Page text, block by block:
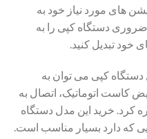
های مورد نیاز خود به
دستگاه کپی را به
خود تبدیل کنید.
دستگاه کپی می توان به
کاست اتوماتیک، اتصال به
کرد. خرید این مدل دستگاه
که دارد بسیار مناسب است.